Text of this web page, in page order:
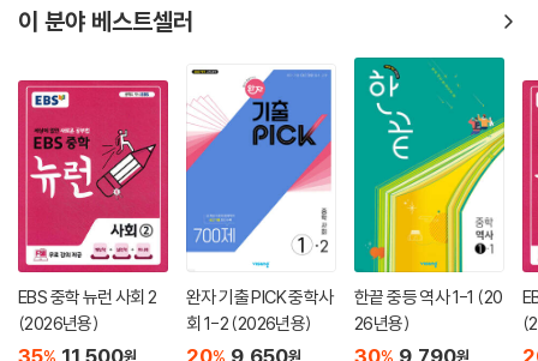
01. 우리나라의 영역과 독도의 중요성
03. 우리나라의 위치와 통일의 중요성
12. 더불어 사는 세계
01. 지구상의 다양한 지리적 문제
02. 저개발국의 발전 노력
03. 지역 간 불평등 완화 노력
이 분야 베스트셀러
EBS 중학 뉴런 사회 2
(2026년용)
원
완자 기출 PICK 중학사
회 1-2 (2026년용)
원
한끝 중등 역사 1-1 (20
26년용)
원